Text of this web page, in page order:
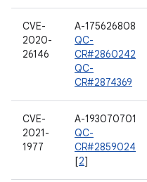
CVE-
2020-
26146
A-175626808
QC-
CR#2860242
QC-
CR#2874369
CVE-
2021-
1977
A-193070701
QC-
CR#2859024
[2]